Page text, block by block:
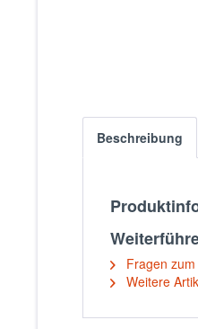
Beschreibung
Fragen
Weitere